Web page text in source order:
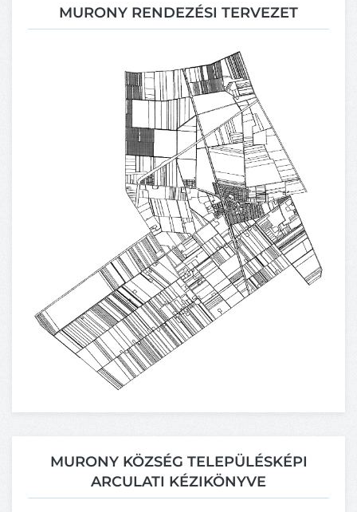
MURONY RENDEZÉSI TERVEZET
MURONY KÖZSÉG TELEPÜLÉSKÉPI
ARCULATI KÉZIKÖNYVE